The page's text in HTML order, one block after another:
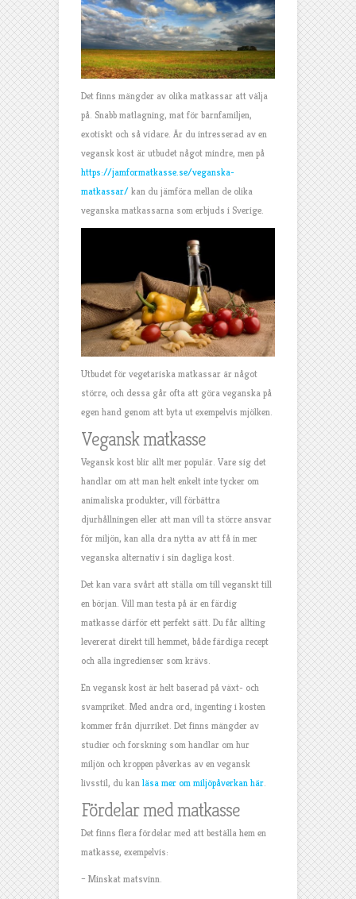
Det finns mängder av olika matkassar att välja
på. Snabb matlagning, mat för barnfamiljen,
exotiskt och så vidare. Är du intresserad av en
vegansk kost är utbudet något mindre, men på
https://jamformatkasse.se/veganska-
matkassar/ kan du jämföra mellan de olika
veganska matkassarna som erbjuds i Sverige.
Utbudet för vegetariska matkassar är något
större, och dessa går ofta att göra veganska på
egen hand genom att byta ut exempelvis mjölken.
Vegansk matkasse
Vegansk kost blir allt mer populär. Vare sig det
handlar om att man helt enkelt inte tycker om
animaliska produkter, vill förbättra
djurhållningen eller att man vill ta större ansvar
för miljön, kan alla dra nytta av att få in mer
veganska alternativ i sin dagliga kost.
Det kan vara svårt att ställa om till veganskt till
en början. Vill man testa på är en färdig
matkasse därför ett perfekt sätt. Du får allting
levererat direkt till hemmet, både färdiga recept
och alla ingredienser som krävs.
En vegansk kost är helt baserad på växt- och
svampriket. Med andra ord, ingenting i kosten
kommer från djurriket. Det finns mängder av
studier och forskning som handlar om hur
miljön och kroppen påverkas av en vegansk
livsstil, du kan läsa mer om miljöpåverkan här.
Fördelar med matkasse
Det finns flera fördelar med att beställa hem en
matkasse, exempelvis:
– Minskat matsvinn.